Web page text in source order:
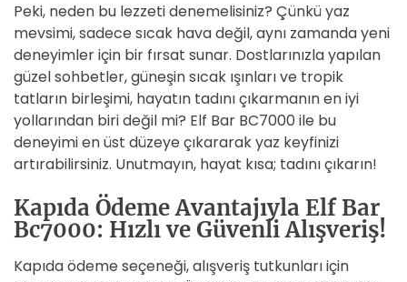
Peki, neden bu lezzeti denemelisiniz? Çünkü yaz
mevsimi, sadece sıcak hava değil, aynı zamanda yeni
deneyimler için bir fırsat sunar. Dostlarınızla yapılan
güzel sohbetler, güneşin sıcak ışınları ve tropik
tatların birleşimi, hayatın tadını çıkarmanın en iyi
yollarından biri değil mi? Elf Bar BC7000 ile bu
deneyimi en üst düzeye çıkararak yaz keyfinizi
artırabilirsiniz. Unutmayın, hayat kısa; tadını çıkarın!
Kapıda Ödeme Avantajıyla Elf Bar
Bc7000: Hızlı ve Güvenli Alışveriş!
Kapıda ödeme seçeneği, alışveriş tutkunları için